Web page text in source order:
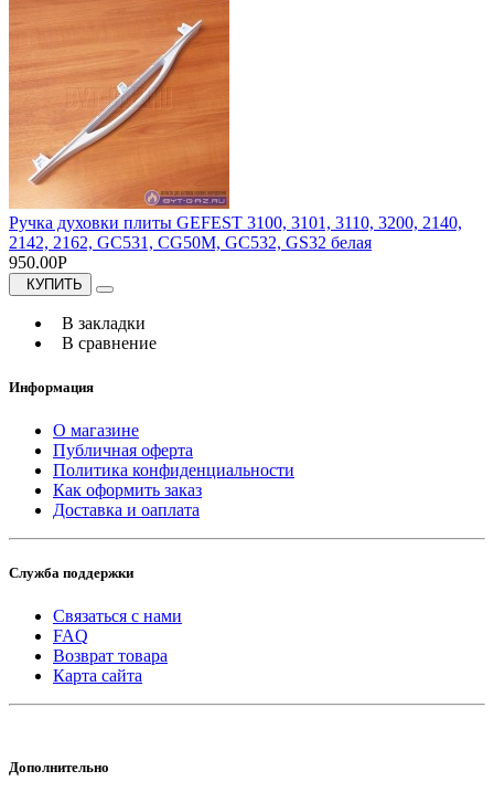
Ручка духовки плиты GEFEST 3100, 3101, 3110, 3200, 2140,
2142, 2162, GC531, CG50M, GC532, GS32 белая
950.00Р
КУПИТЬ
В закладки
В сравнение
Информация
О магазине
Публичная оферта
Политика конфиденциальности
Как оформить заказ
Доставка и оаплата
Служба поддержки
Связаться с нами
FAQ
Возврат товара
Карта сайта
Дополнительно